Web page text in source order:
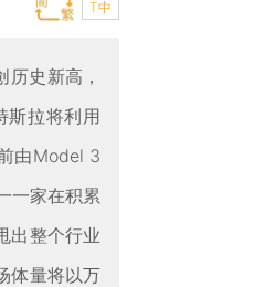
T中
史新高，
斯拉将利用
由Model 3
一家在积累
出整个行业
体量将以万